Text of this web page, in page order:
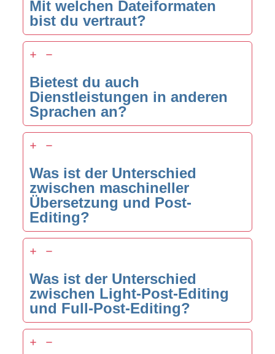
Mit welchen Dateiformaten
bist du vertraut?
Bietest du auch
Dienstleistungen in anderen
Sprachen an?
Was ist der Unterschied
zwischen maschineller
Übersetzung und Post-
Editing?
Was ist der Unterschied
zwischen Light-Post-Editing
und Full-Post-Editing?